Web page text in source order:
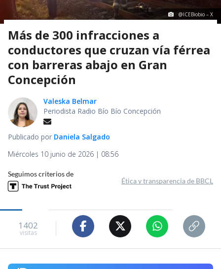
@ICEBiobio – X
Más de 300 infracciones a
conductores que cruzan vía férrea
con barreras abajo en Gran
Concepción
Valeska Belmar
Periodista Radio Bío Bío Concepción
Publicado por Daniela Salgado
Miércoles 10 junio de 2026 | 08:56
Seguimos criterios de
Ética y transparencia de BBCL
1402
visitas